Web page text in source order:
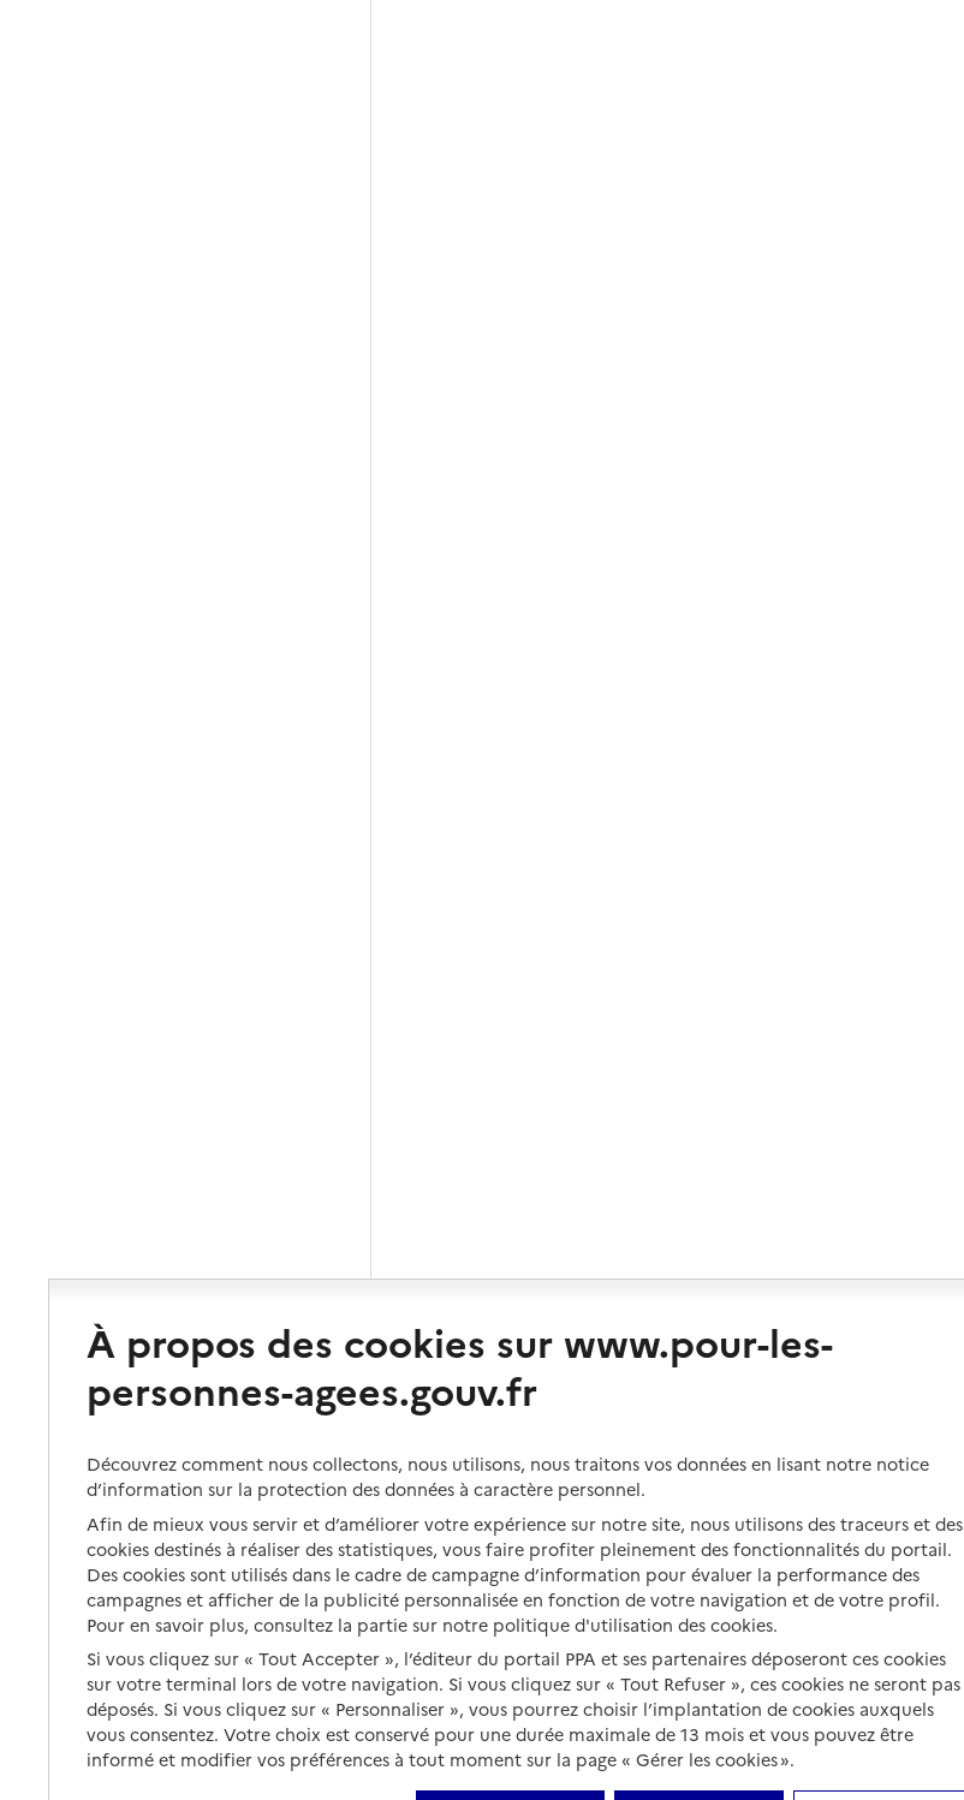
À propos des cookies sur www.pour-les-
personnes-agees.gouv.fr
Découvrez comment nous collectons, nous utilisons, nous traitons vos données en lisant notre notice
d’information sur la protection des données à caractère personnel.
Afin de mieux vous servir et d’améliorer votre expérience sur notre site, nous utilisons des traceurs et des
cookies destinés à réaliser des statistiques, vous faire profiter pleinement des fonctionnalités du portail.
Des cookies sont utilisés dans le cadre de campagne d’information pour évaluer la performance des
campagnes et afficher de la publicité personnalisée en fonction de votre navigation et de votre profil.
Pour en savoir plus, consultez la partie sur notre politique d'utilisation des cookies.
Si vous cliquez sur « Tout Accepter », l’éditeur du portail PPA et ses partenaires déposeront ces cookies
sur votre terminal lors de votre navigation. Si vous cliquez sur « Tout Refuser », ces cookies ne seront pas
déposés. Si vous cliquez sur « Personnaliser », vous pourrez choisir l’implantation de cookies auxquels
vous consentez. Votre choix est conservé pour une durée maximale de 13 mois et vous pouvez être
informé et modifier vos préférences à tout moment sur la page « Gérer les cookies ».